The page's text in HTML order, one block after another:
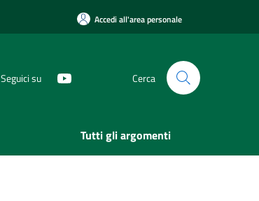
Accedi all'area personale
Seguici su Cerca
Tutti gli argomenti